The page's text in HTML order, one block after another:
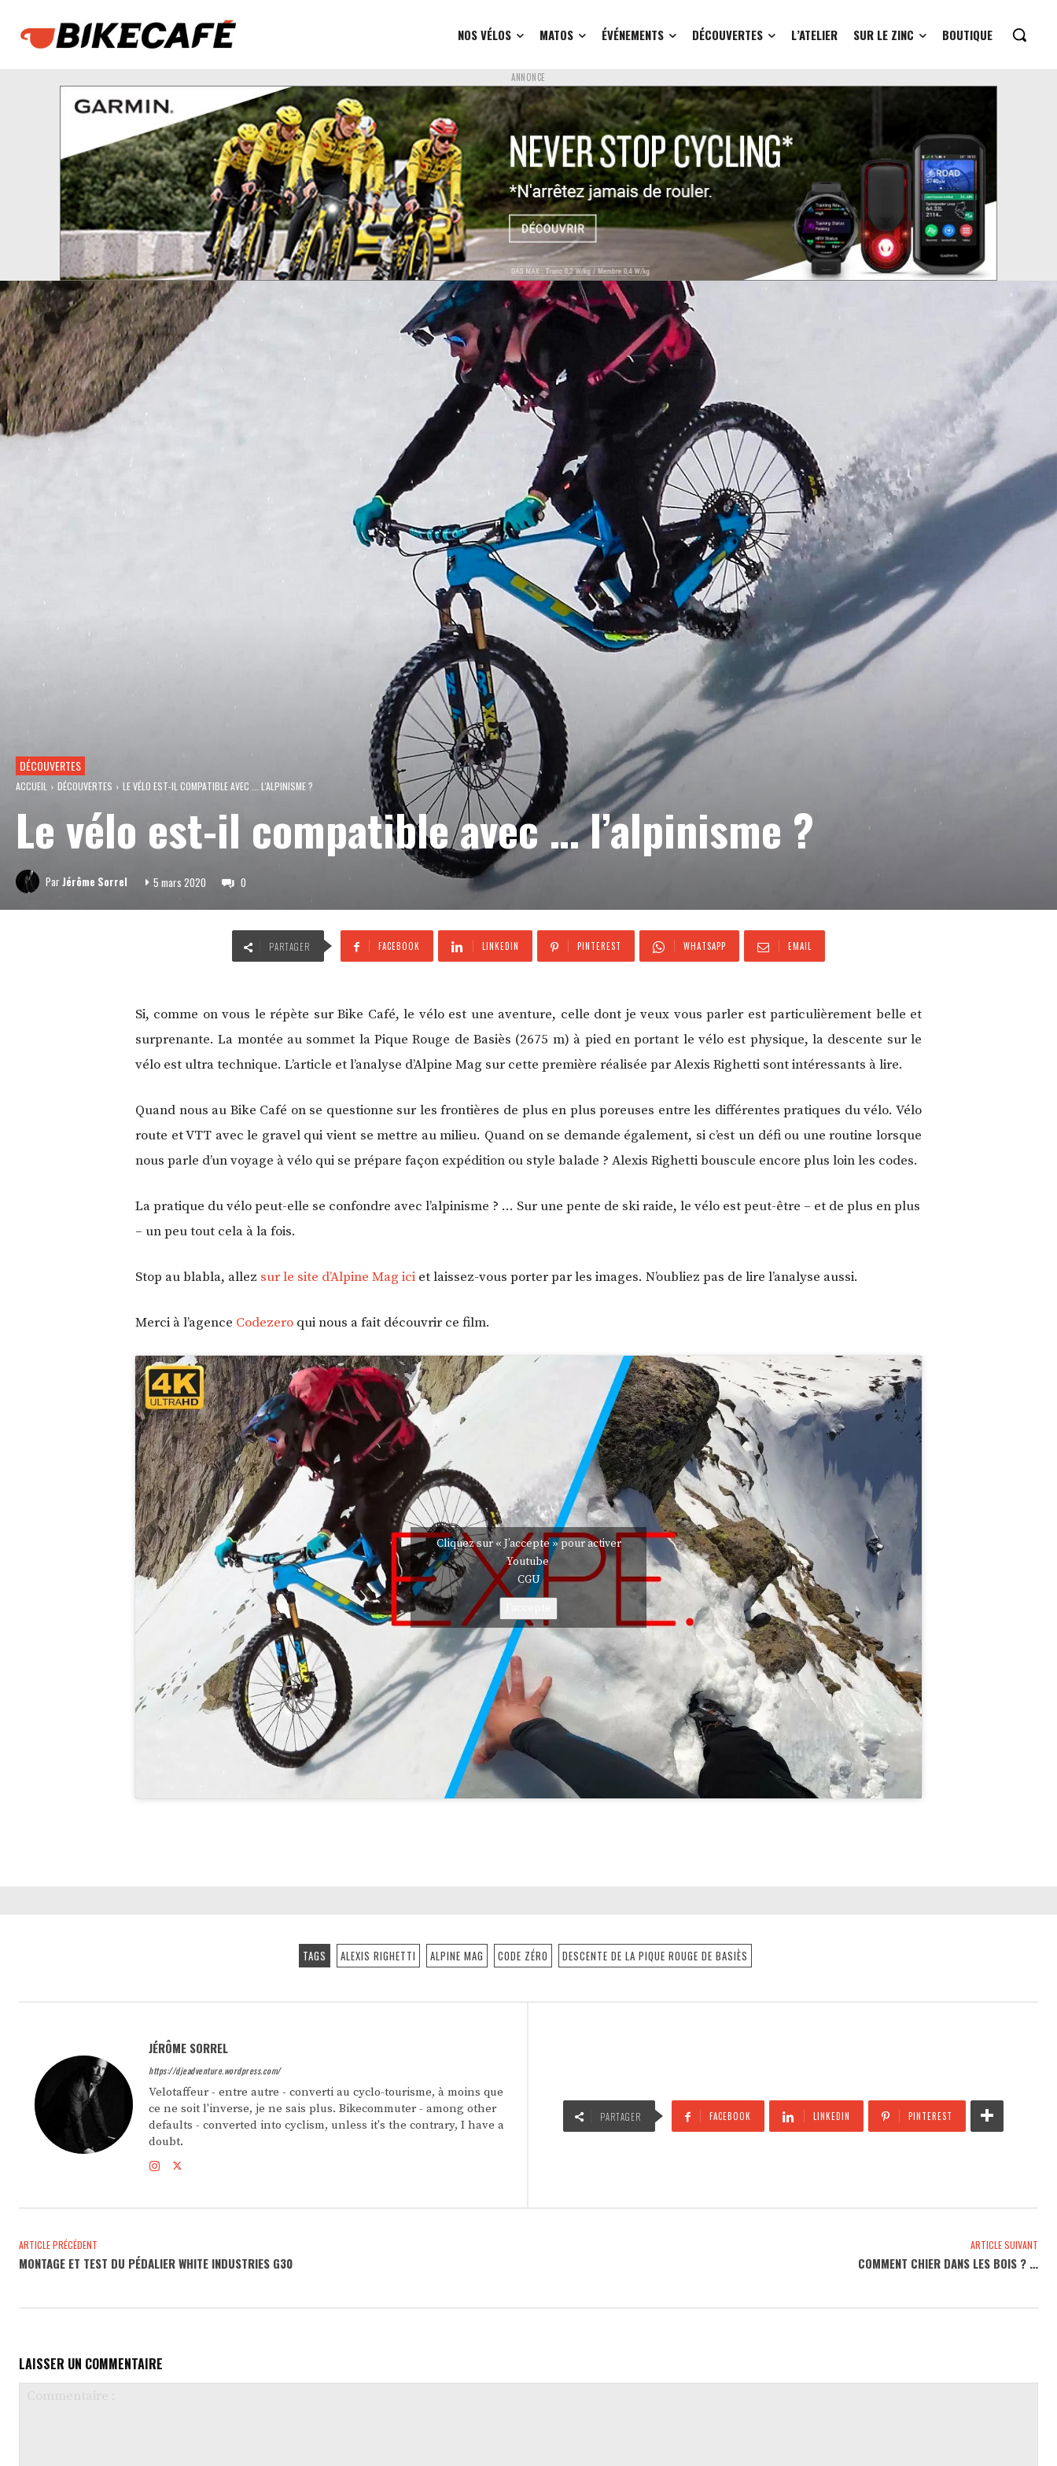
NOS VÉLOS MATOS ÉVÉNEMENTS DÉCOUVERTES L’ATELIER SUR LE ZINC BOUTIQUE
ANNONCE
DÉCOUVERTES
ACCUEIL DÉCOUVERTES LE VÉLO EST-IL COMPATIBLE AVEC ... L'ALPINISME ?
Le vélo est-il compatible avec … l’alpinisme ?
ParJérôme Sorrel 5 mars 2020 0
PARTAGER FACEBOOK LINKEDIN PINTEREST WHATSAPP EMAIL
Si, comme on vous le répète sur Bike Café, le vélo est une aventure, celle dont je veux vous parler est particulièrement belle et
surprenante. La montée au sommet la Pique Rouge de Basiès (2675 m) à pied en portant le vélo est physique, la descente sur le
vélo est ultra technique. L’article et l’analyse d’Alpine Mag sur cette première réalisée par Alexis Righetti sont intéressants à lire.
Quand nous au Bike Café on se questionne sur les frontières de plus en plus poreuses entre les différentes pratiques du vélo. Vélo
route et VTT avec le gravel qui vient se mettre au milieu. Quand on se demande également, si c’est un défi ou une routine lorsque
nous parle d’un voyage à vélo qui se prépare façon expédition ou style balade ? Alexis Righetti bouscule encore plus loin les codes.
La pratique du vélo peut-elle se confondre avec l’alpinisme ? … Sur une pente de ski raide, le vélo est peut-être – et de plus en plus
– un peu tout cela à la fois.
Stop au blabla, allez sur le site d’Alpine Mag ici et laissez-vous porter par les images. N’oubliez pas de lire l’analyse aussi.
Merci à l’agence Codezero qui nous a fait découvrir ce film.
Cliquez sur « J’accepte » pour activer
Youtube
CGU
TAGS ALEXIS RIGHETTI ALPINE MAG CODE ZÉRO DESCENTE DE LA PIQUE ROUGE DE BASIÈS
JÉRÔME SORREL
https://djeadventure.wordpress.com/
Velotaffeur - entre autre - converti au cyclo-tourisme, à moins que
ce ne soit l'inverse, je ne sais plus. Bikecommuter - among other
defaults - converted into cyclism, unless it's the contrary, I have a
doubt.
PARTAGER FACEBOOK LINKEDIN PINTEREST
ARTICLE PRÉCÉDENT
MONTAGE ET TEST DU PÉDALIER WHITE INDUSTRIES G30
ARTICLE SUIVANT
COMMENT CHIER DANS LES BOIS ? …
LAISSER UN COMMENTAIRE